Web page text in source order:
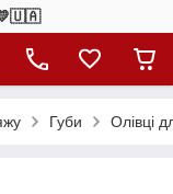
Губи Олівці